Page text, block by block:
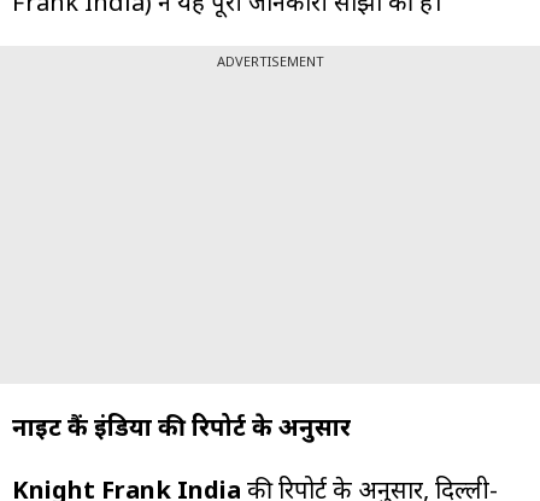
ADVERTISEMENT
नाइट फ्रैंक इंडिया की रिपोर्ट के अनुसार
Knight Frank India की रिपोर्ट के अनुसार, दिल्ली-